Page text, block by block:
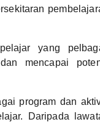
yang
mencapai
program dan
Daripada